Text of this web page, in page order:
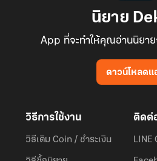
นิยาย
App ที่จะทำให้คุณอ่านนิยา
ดาวน์โหลดแ
วิธีการใช้งาน
วิธีเติม Coin / ชำระเงิน
ติดต่
LINE